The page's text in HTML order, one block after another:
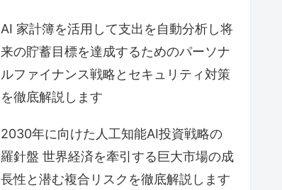
AI 家計簿を活用して支出を自動分析し将
来の貯蓄目標を達成するためのパーソナ
ルファイナンス戦略とセキュリティ対策
を徹底解説します
2030年に向けた人工知能AI投資戦略の
羅針盤 世界経済を牽引する巨大市場の成
長性と潜む複合リスクを徹底解説します